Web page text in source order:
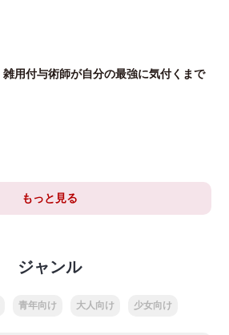
雑用付与術師が自分の最強に気付くまで
もっと見る
ジャンル
青年向け 大人向け 少女向け